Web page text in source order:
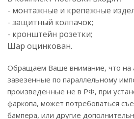
- монтажные и крепежные
- защитный колпачок;
- кронштейн розетки;
Шар оцинкован.
Обращаем Ваше внимание, что на
завезенные по параллельному
произведенные не в РФ, при
фаркопа, может потребоваться
бампера, или другие